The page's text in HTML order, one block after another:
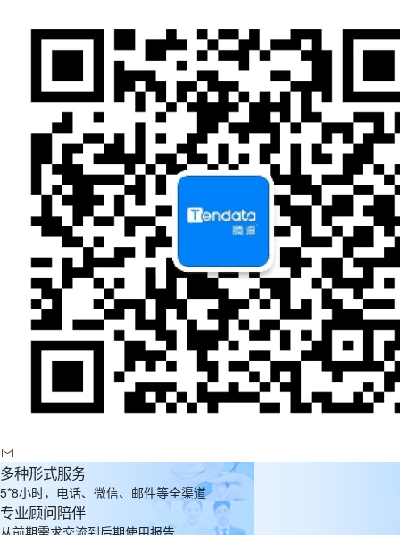
多种形式服务
5*8小时，电话、微信、邮件等全渠道
专业顾问陪伴